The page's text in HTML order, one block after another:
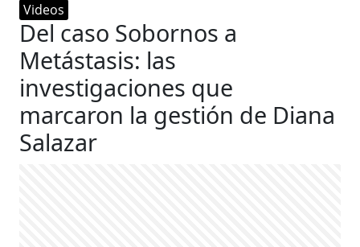
Videos
Del caso Sobornos a
Metástasis: las
investigaciones que
marcaron la gestión de Diana
Salazar